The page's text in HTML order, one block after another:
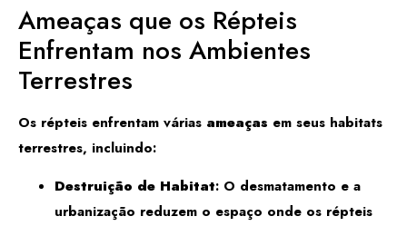
Ameaças que os Répteis
Enfrentam nos Ambientes
Terrestres
Os répteis enfrentam várias ameaças em seus habitats
terrestres, incluindo:
Destruição de Habitat: O desmatamento e a
urbanização reduzem o espaço onde os répteis